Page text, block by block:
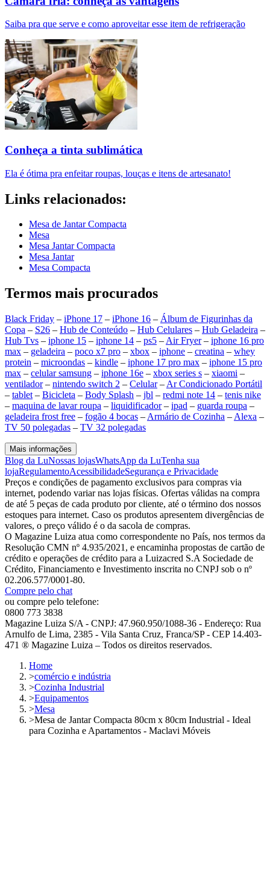
Saiba pra que serve e como aproveitar esse item de refrigeração
Conheça a tinta sublimática
Ela é ótima pra enfeitar roupas, louças e itens de artesanato!
Links relacionados:
Mesa de Jantar Compacta
Mesa
Mesa Jantar Compacta
Mesa Jantar
Mesa Compacta
Termos mais procurados
Black Friday – iPhone 17 – iPhone 16 – Álbum de Figurinhas da
Copa – S26 – Hub de Conteúdo – Hub Celulares – Hub Geladeira –
Hub Tvs – iphone 15 – iphone 14 – ps5 – Air Fryer– iphone 16 pro
max – geladeira – poco x7 pro – xbox – iphone – creatina – whey
protein – microondas – kindle – iphone 17 pro max – iphone 15 pro
max – celular samsung – iphone 16e – xbox series s – xiaomi –
ventilador– nintendo switch 2 – Celular– Ar Condicionado Portátil
– tablet – Bicicleta – Body Splash – jbl – redmi note 14 – tenis nike
– maquina de lavar roupa – liquidificador– ipad – guarda roupa –
geladeira frost free – fogão 4 bocas – Armário de Cozinha – Alexa –
TV 50 polegadas – TV 32 polegadas
Mais informações
Blog da LuNossas lojasWhatsApp da LuTenha sua
lojaRegulamentoAcessibilidadeSegurança e Privacidade
Preços e condições de pagamento exclusivos para compras via
internet, podendo variar nas lojas físicas. Ofertas válidas na compra
de até 5 peças de cada produto por cliente, até o término dos nossos
estoques para internet. Caso os produtos apresentem divergências de
valores, o preço válido é o da sacola de compras.
O Magazine Luiza atua como correspondente no País, nos termos da
Resolução CMN nº 4.935/2021, e encaminha propostas de cartão de
crédito e operações de crédito para a Luizacred S.A Sociedade de
Crédito, Financiamento e Investimento inscrita no CNPJ sob o nº
02.206.577/0001-80.
Compre pelo chat
ou compre pelo telefone:
0800 773 3838
Magazine Luiza S/A - CNPJ: 47.960.950/1088-36 - Endereço: Rua
Arnulfo de Lima, 2385 - Vila Santa Cruz, Franca/SP - CEP 14.403-
471 ® Magazine Luiza – Todos os direitos reservados.
Home
>comércio e indústria
>Cozinha Industrial
>Equipamentos
>Mesa
>Mesa de Jantar Compacta 80cm x 80cm Industrial - Ideal
para Cozinha e Apartamentos - Maclavi Móveis